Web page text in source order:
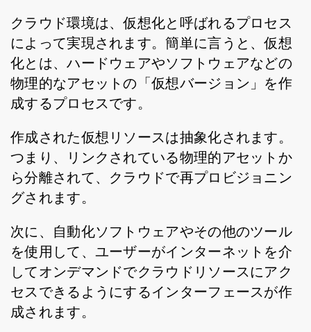
クラウド環境は、仮想化と呼ばれるプロセス
によって実現されます。簡単に言うと、仮想
化とは、ハードウェアやソフトウェアなどの
物理的なアセットの「仮想バージョン」を作
成するプロセスです。
作成された仮想リソースは抽象化されます。
つまり、リンクされている物理的アセットか
ら分離されて、クラウドで再プロビジョニン
グされます。
次に、自動化ソフトウェアやその他のツール
を使用して、ユーザーがインターネットを介
してオンデマンドでクラウドリソースにアク
セスできるようにするインターフェースが作
成されます。